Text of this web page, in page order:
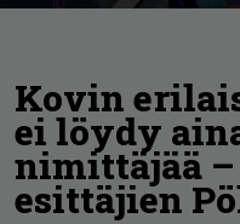
Kovin
ei löydy
nimittäjää
esittäjien